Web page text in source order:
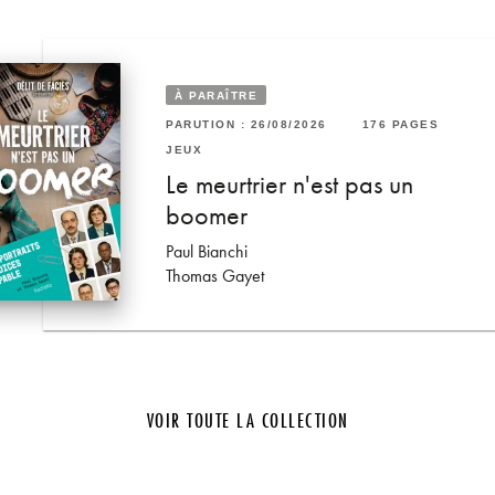
PAGES: 28/08/2024 96 PAGES
Tarot des Maîtres chats
Andromeda
À PARAÎTRE
PARUTION : 26/08/2026 176 PAGES
JEUX
Le meurtrier n'est pas un
boomer
Paul Bianchi
Thomas Gayet
VOIR TOUTE LA COLLECTION